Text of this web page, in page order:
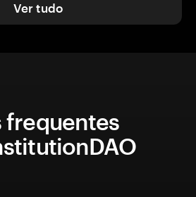
Ver tudo
frequentes